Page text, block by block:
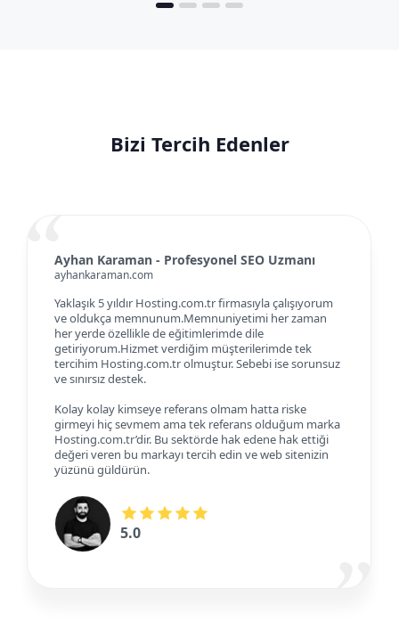
Bizi Tercih Edenler
Ayhan Karaman - Profesyonel SEO Uzmanı
ayhankaraman.com
Yaklaşık 5 yıldır Hosting.com.tr firmasıyla çalışıyorum
ve oldukça memnunum.Memnuniyetimi her zaman
her yerde özellikle de eğitimlerimde dile
getiriyorum.Hizmet verdiğim müşterilerimde tek
tercihim Hosting.com.tr olmuştur. Sebebi ise sorunsuz
ve sınırsız destek.
Kolay kolay kimseye referans olmam hatta riske
girmeyi hiç sevmem ama tek referans olduğum marka
Hosting.com.tr’dir. Bu sektörde hak edene hak ettiği
değeri veren bu markayı tercih edin ve web sitenizin
yüzünü güldürün.
5.0